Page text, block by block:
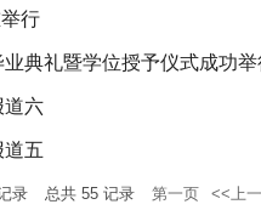
行
业典礼暨学位授予仪式成功
道六
道五
录 总共 55 记录 第一页 <<上